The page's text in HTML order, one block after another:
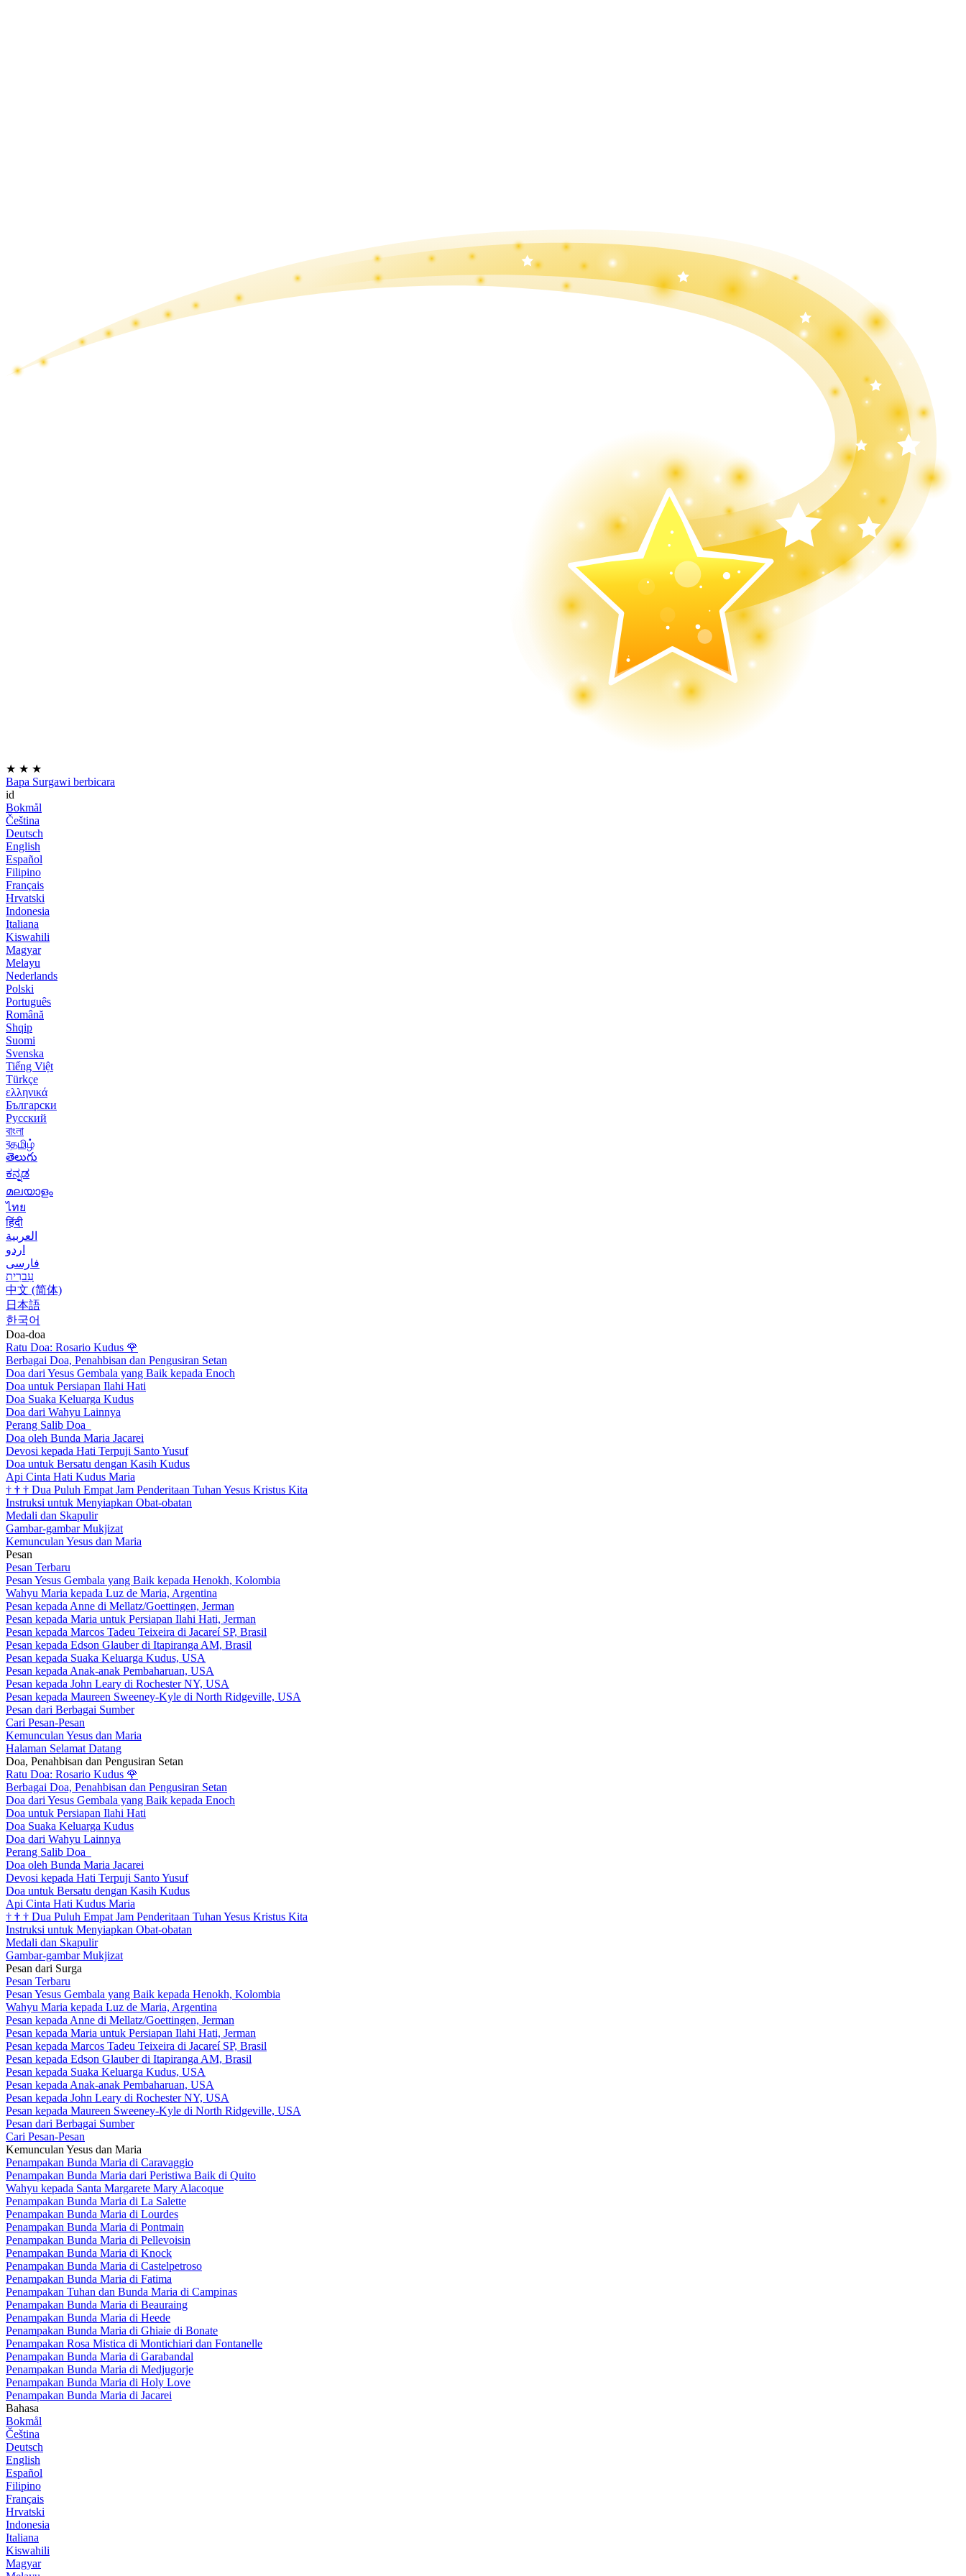
★ ★ ★
Bapa Surgawi berbicara
id
Bokmål
Čeština
Deutsch
English
Español
Filipino
Français
Hrvatski
Indonesia
Italiana
Kiswahili
Magyar
Melayu
Nederlands
Polski
Português
Română
Shqip
Suomi
Svenska
Tiếng Việt
Türkçe
ελληνικά
Български
Русский
বাংলা
বதமிழ்
తెలుగు
ಕನ್ನಡ
മലയാളം
ไทย
हिंदी
العربية
اردو
فارسی
עִברִית
中文 (简体)
日本語
한국어
Doa-doa
Ratu Doa: Rosario Kudus 🌹
Berbagai Doa, Penahbisan dan Pengusiran Setan
Doa dari Yesus Gembala yang Baik kepada Enoch
Doa untuk Persiapan Ilahi Hati
Doa Suaka Keluarga Kudus
Doa dari Wahyu Lainnya
Perang Salib Doa
Doa oleh Bunda Maria Jacarei
Devosi kepada Hati Terpuji Santo Yusuf
Doa untuk Bersatu dengan Kasih Kudus
Api Cinta Hati Kudus Maria
† † † Dua Puluh Empat Jam Penderitaan Tuhan Yesus Kristus Kita
Instruksi untuk Menyiapkan Obat-obatan
Medali dan Skapulir
Gambar-gambar Mukjizat
Kemunculan Yesus dan Maria
Pesan
Pesan Terbaru
Pesan Yesus Gembala yang Baik kepada Henokh, Kolombia
Wahyu Maria kepada Luz de Maria, Argentina
Pesan kepada Anne di Mellatz/Goettingen, Jerman
Pesan kepada Maria untuk Persiapan Ilahi Hati, Jerman
Pesan kepada Marcos Tadeu Teixeira di Jacareí SP, Brasil
Pesan kepada Edson Glauber di Itapiranga AM, Brasil
Pesan kepada Suaka Keluarga Kudus, USA
Pesan kepada Anak-anak Pembaharuan, USA
Pesan kepada John Leary di Rochester NY, USA
Pesan kepada Maureen Sweeney-Kyle di North Ridgeville, USA
Pesan dari Berbagai Sumber
Cari Pesan-Pesan
Kemunculan Yesus dan Maria
Halaman Selamat Datang
Doa, Penahbisan dan Pengusiran Setan
Ratu Doa: Rosario Kudus 🌹
Berbagai Doa, Penahbisan dan Pengusiran Setan
Doa dari Yesus Gembala yang Baik kepada Enoch
Doa untuk Persiapan Ilahi Hati
Doa Suaka Keluarga Kudus
Doa dari Wahyu Lainnya
Perang Salib Doa
Doa oleh Bunda Maria Jacarei
Devosi kepada Hati Terpuji Santo Yusuf
Doa untuk Bersatu dengan Kasih Kudus
Api Cinta Hati Kudus Maria
† † † Dua Puluh Empat Jam Penderitaan Tuhan Yesus Kristus Kita
Instruksi untuk Menyiapkan Obat-obatan
Medali dan Skapulir
Gambar-gambar Mukjizat
Pesan dari Surga
Pesan Terbaru
Pesan Yesus Gembala yang Baik kepada Henokh, Kolombia
Wahyu Maria kepada Luz de Maria, Argentina
Pesan kepada Anne di Mellatz/Goettingen, Jerman
Pesan kepada Maria untuk Persiapan Ilahi Hati, Jerman
Pesan kepada Marcos Tadeu Teixeira di Jacareí SP, Brasil
Pesan kepada Edson Glauber di Itapiranga AM, Brasil
Pesan kepada Suaka Keluarga Kudus, USA
Pesan kepada Anak-anak Pembaharuan, USA
Pesan kepada John Leary di Rochester NY, USA
Pesan kepada Maureen Sweeney-Kyle di North Ridgeville, USA
Pesan dari Berbagai Sumber
Cari Pesan-Pesan
Kemunculan Yesus dan Maria
Penampakan Bunda Maria di Caravaggio
Penampakan Bunda Maria dari Peristiwa Baik di Quito
Wahyu kepada Santa Margarete Mary Alacoque
Penampakan Bunda Maria di La Salette
Penampakan Bunda Maria di Lourdes
Penampakan Bunda Maria di Pontmain
Penampakan Bunda Maria di Pellevoisin
Penampakan Bunda Maria di Knock
Penampakan Bunda Maria di Castelpetroso
Penampakan Bunda Maria di Fatima
Penampakan Tuhan dan Bunda Maria di Campinas
Penampakan Bunda Maria di Beauraing
Penampakan Bunda Maria di Heede
Penampakan Bunda Maria di Ghiaie di Bonate
Penampakan Rosa Mistica di Montichiari dan Fontanelle
Penampakan Bunda Maria di Garabandal
Penampakan Bunda Maria di Medjugorje
Penampakan Bunda Maria di Holy Love
Penampakan Bunda Maria di Jacarei
Bahasa
Bokmål
Čeština
Deutsch
English
Español
Filipino
Français
Hrvatski
Indonesia
Italiana
Kiswahili
Magyar